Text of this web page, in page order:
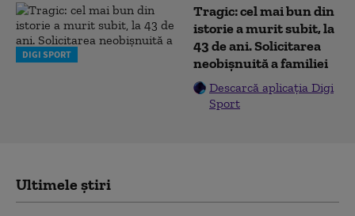
DIGI SPORT
Tragic: cel mai bun din
istorie a murit subit, la
43 de ani. Solicitarea
neobișnuită a familiei
Descarcă aplicația Digi
Sport
Ultimele știri